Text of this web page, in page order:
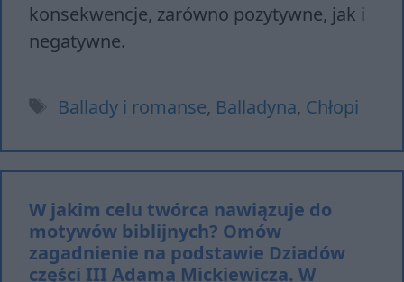
konsekwencje, zarówno pozytywne, jak i
negatywne.
Tagi
Ballady i romanse, Balladyna, Chłopi
W jakim celu twórca nawiązuje do
motywów biblijnych? Omów
zagadnienie na podstawie Dziadów
części III Adama Mickiewicza. W